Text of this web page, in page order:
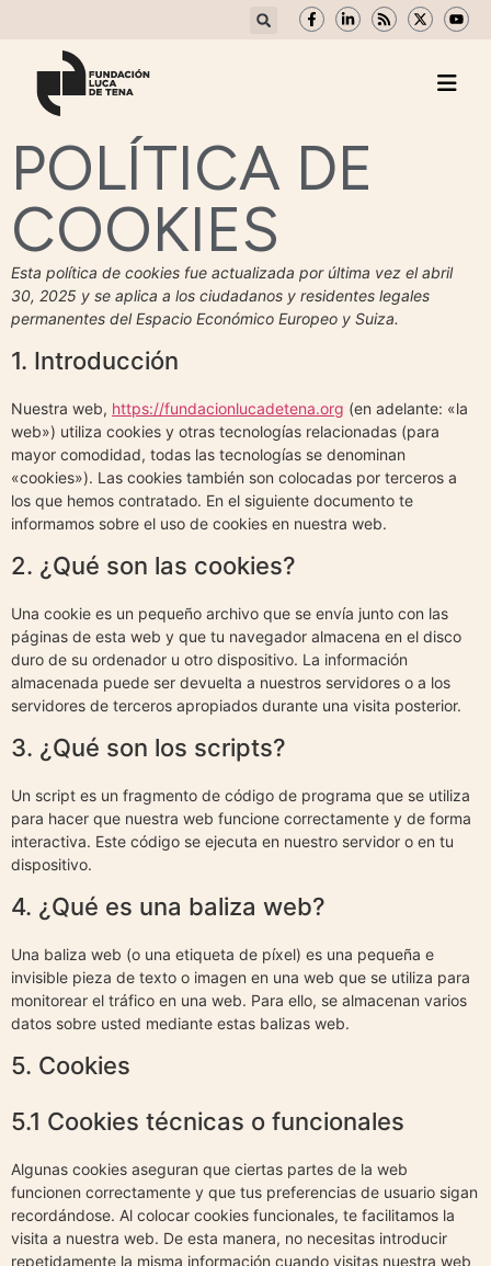
POLÍTICA DE
COOKIES
Esta política de cookies fue actualizada por última vez el abril
30, 2025 y se aplica a los ciudadanos y residentes legales
permanentes del Espacio Económico Europeo y Suiza.
1. Introducción
Nuestra web, https://fundacionlucadetena.org (en adelante: «la
web») utiliza cookies y otras tecnologías relacionadas (para
mayor comodidad, todas las tecnologías se denominan
«cookies»). Las cookies también son colocadas por terceros a
los que hemos contratado. En el siguiente documento te
informamos sobre el uso de cookies en nuestra web.
2. ¿Qué son las cookies?
Una cookie es un pequeño archivo que se envía junto con las
páginas de esta web y que tu navegador almacena en el disco
duro de su ordenador u otro dispositivo. La información
almacenada puede ser devuelta a nuestros servidores o a los
servidores de terceros apropiados durante una visita posterior.
3. ¿Qué son los scripts?
Un script es un fragmento de código de programa que se utiliza
para hacer que nuestra web funcione correctamente y de forma
interactiva. Este código se ejecuta en nuestro servidor o en tu
dispositivo.
4. ¿Qué es una baliza web?
Una baliza web (o una etiqueta de píxel) es una pequeña e
invisible pieza de texto o imagen en una web que se utiliza para
monitorear el tráfico en una web. Para ello, se almacenan varios
datos sobre usted mediante estas balizas web.
5. Cookies
5.1 Cookies técnicas o funcionales
Algunas cookies aseguran que ciertas partes de la web
funcionen correctamente y que tus preferencias de usuario sigan
recordándose. Al colocar cookies funcionales, te facilitamos la
visita a nuestra web. De esta manera, no necesitas introducir
repetidamente la misma información cuando visitas nuestra web